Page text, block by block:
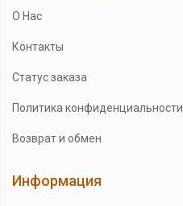
О Нас
Контакты
Статус заказа
Политика конфиденциальности
Возврат и обмен
Информация